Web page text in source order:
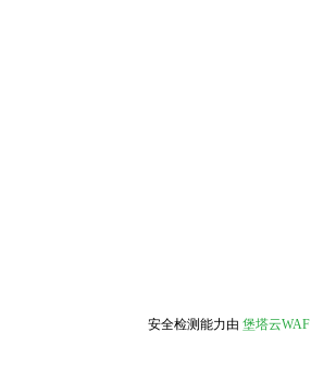
安全检测能力由 堡塔云WAF